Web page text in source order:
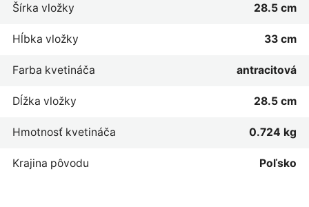
Šírka vložky 28.5 cm
Hĺbka vložky 33 cm
Farba kvetináča antracitová
Dĺžka vložky 28.5 cm
Hmotnosť kvetináča 0.724 kg
Krajina pôvodu Poľsko